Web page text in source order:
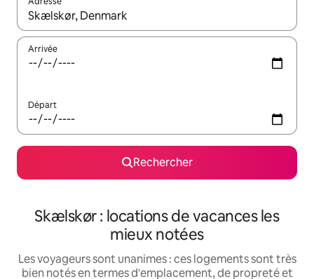
Lorsque les résultats s'affichent, utilisez les flèches vers le
Arrivée
Départ
Rechercher
Skælskør : locations de vacances les
mieux notées
Les voyageurs sont unanimes : ces logements sont très
bien notés en termes d'emplacement, de propreté et